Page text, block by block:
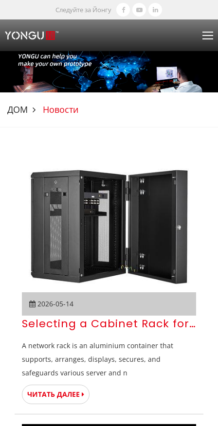
Следуйте за Йонгу
ДОМ Новости
2026-05-14
Selecting a Cabinet Rack for
A network rack is an aluminium container that
supports, arranges, displays, secures, and
safeguards various server and n
ЧИТАТЬ ДАЛЕЕ